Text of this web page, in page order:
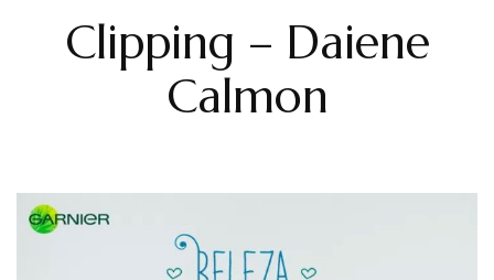
Clipping – Daiene
Calmon